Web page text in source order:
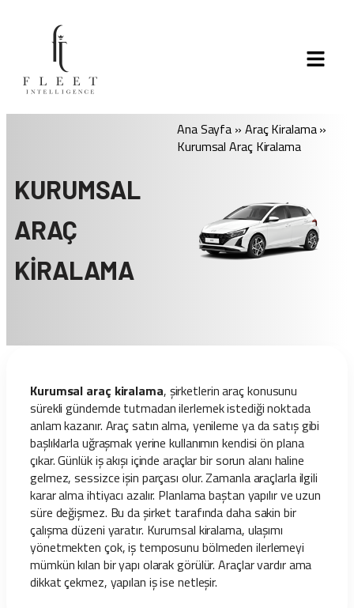
KURUMSAL
ARAÇ
KIRALAMA
Ana Sayfa » Araç Kiralama»
Kurumsal Araç Kiralama
Kurumsal araç kiralama, şirketlerin araç konusunu
sürekli gündemde tutmadan ilerlemek istediği noktada
anlam kazanır. Araç satın alma, yenileme ya da satış gibi
başlıklarla uğraşmak yerine kullanımın kendisi ön plana
çıkar. Günlük iş akışı içinde araçlar bir sorun alanı haline
gelmez, sessizce işin parçası olur. Zamanla araçlarla ilgili
karar alma ihtiyacı azalır. Planlama baştan yapılır ve uzun
süre değişmez. Bu da şirket tarafında daha sakin bir
çalışma düzeni yaratır. Kurumsal kiralama, ulaşımı
yönetmekten çok, iş temposunu bölmeden ilerlemeyi
mümkün kılan bir yapı olarak görülür. Araçlar vardır ama
dikkat çekmez, yapılan iş ise netleşir.